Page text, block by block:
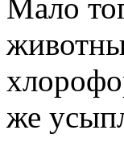
Мало
же